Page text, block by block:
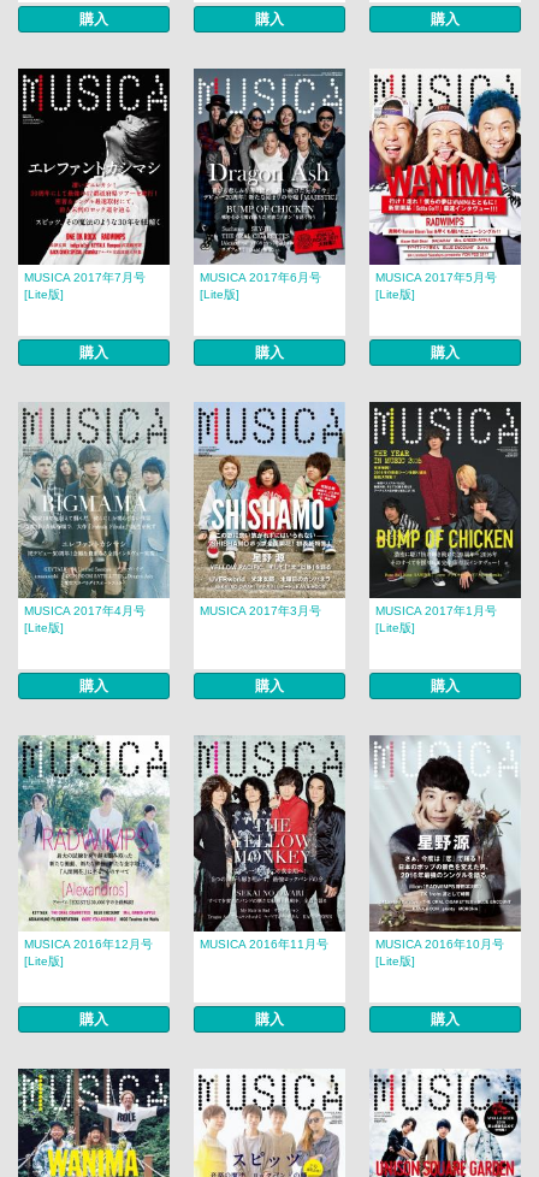
購入 購入 購入
MUSICA 2017年7月号
[Lite版]
購入
MUSICA 2017年6月号
[Lite版]
購入
MUSICA 2017年5月号
[Lite版]
購入
MUSICA 2017年4月号
[Lite版]
購入
MUSICA 2017年3月号
購入
MUSICA 2017年1月号
[Lite版]
購入
MUSICA 2016年12月号
[Lite版]
購入
MUSICA 2016年11月号
購入
MUSICA 2016年10月号
[Lite版]
購入